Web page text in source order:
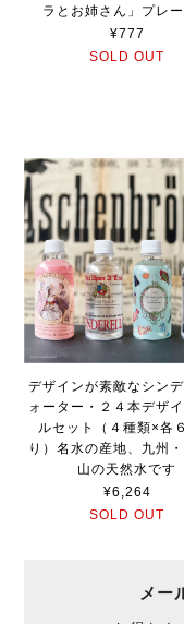
ラとお姉さん」プレ
¥777
SOLD OUT
デザインが素敵なシン
ォーター・２４本デザ
ルセット（４種類×各
り）名水の産地、九州
山の天然水です
¥6,264
SOLD OUT
メー